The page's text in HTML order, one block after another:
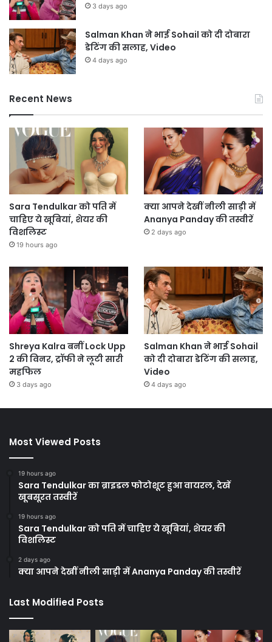
3 days ago
Salman Khan ने भाई Sohail को दी दोबारा
डेटिंग की सलाह, Video
4 days ago
Recent News
Sara Tendulkar को पति में
चाहिए ये खूबियां, शेयर की
विशलिस्ट
19 hours ago
क्या आपने देखीं नीली साड़ी में
Ananya Panday की तस्वीरें
2 days ago
Shreya Kalra बनीं Lock Upp
2 की विनर, ट्रॉफी ने लूटी सारी
महफिल
3 days ago
Salman Khan ने भाई Sohail
को दी दोबारा डेटिंग की सलाह,
Video
4 days ago
Most Viewed Posts
19 hours ago
Sara Tendulkar का ब्राइडल फोटोशूट हुआ वायरल, देखें
खूबसूरत तस्वीरें
19 hours ago
Sara Tendulkar को पति में चाहिए ये खूबियां, शेयर की
विशलिस्ट
2 days ago
क्या आपने देखीं नीली साड़ी में Ananya Panday की तस्वीरें
Last Modified Posts